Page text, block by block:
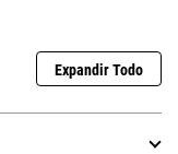
Expandir Todo